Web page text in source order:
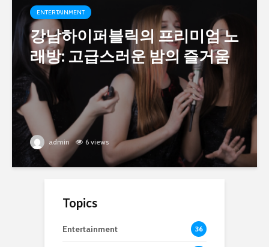
ENTERTAINMENT
강남하이퍼블릭의 프리미엄 노
래방: 고급스러운 밤의 즐거움
admin 6 views
Topics
Entertainment 36